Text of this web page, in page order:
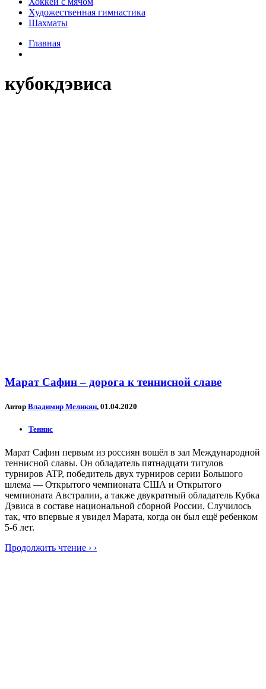
Художественная гимнастика
Шахматы
Главная
кубокдэвиса
Марат Сафин – дорога к теннисной славе
Автор Владимир Меликян, 01.04.2020
Теннис
Марат Сафин первым из россиян вошёл в зал Международной
теннисной славы. Он обладатель пятнадцати титулов
турниров ATP, победитель двух турниров серии Большого
шлема — Открытого чемпионата США и Открытого
чемпионата Австралии, а также двукратный обладатель Кубка
Дэвиса в составе национальной сборной России. Случилось
так, что впервые я увидел Марата, когда он был ещё ребенком
5-6 лет.
Продолжить чтение › ›